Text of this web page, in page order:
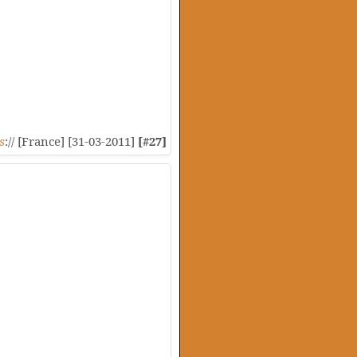
:// [France] [31-03-2011] [#27]